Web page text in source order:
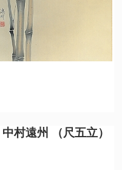
村遠州 （尺五立）